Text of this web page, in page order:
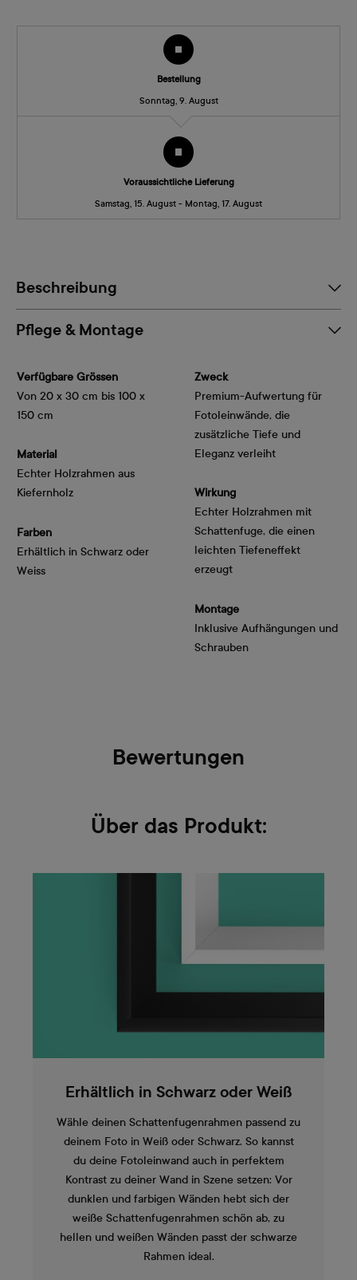
Bestellung
Sonntag, 9. August
Voraussichtliche Lieferung
Samstag, 15. August - Montag, 17. August
Beschreibung
Pflege & Montage
Verfügbare Grössen
Von 20 x 30 cm bis 100 x
150 cm
Material
Echter Holzrahmen aus
Kiefernholz
Farben
Erhältlich in Schwarz oder
Weiss
Zweck
Premium-Aufwertung für
Fotoleinwände, die
zusätzliche Tiefe und
Eleganz verleiht
Wirkung
Echter Holzrahmen mit
Schattenfuge, die einen
leichten Tiefeneffekt
erzeugt
Montage
Inklusive Aufhängungen und
Schrauben
Bewertungen
Über das Produkt:
Erhältlich in Schwarz oder Weiß
Wähle deinen Schattenfugenrahmen passend zu
deinem Foto in Weiß oder Schwarz. So kannst
du deine Fotoleinwand auch in perfektem
Kontrast zu deiner Wand in Szene setzen: Vor
dunklen und farbigen Wänden hebt sich der
weiße Schattenfugenrahmen schön ab, zu
hellen und weißen Wänden passt der schwarze
Rahmen ideal.